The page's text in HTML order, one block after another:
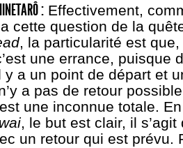
:Effectivement,
cette question de la
, la particularité est que,
une errance, puisque
y a un point de départ et
a pas de retour
une inconnue totale.
, le but est clair, il
un retour qui est prévu.